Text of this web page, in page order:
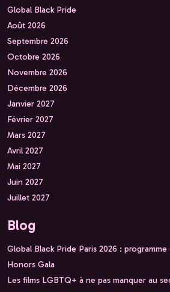
Global Black Pride
Août 2026
Septembre 2026
Octobre 2026
Novembre 2026
Décembre 2026
Janvier 2027
Février 2027
Mars 2027
Avril 2027
Mai 2027
Juin 2027
Juillet 2027
Blog
Global Black Pride Paris 2026 :
Honors Gala
Les films LGBTQ+ à ne pas manquer au